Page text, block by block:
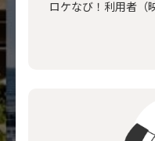
ロケなび！利用者（